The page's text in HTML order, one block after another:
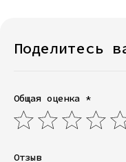
Поделитесь
Общая оценка *
Отзыв